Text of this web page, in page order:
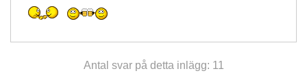
Antal svar på detta inlägg: 11